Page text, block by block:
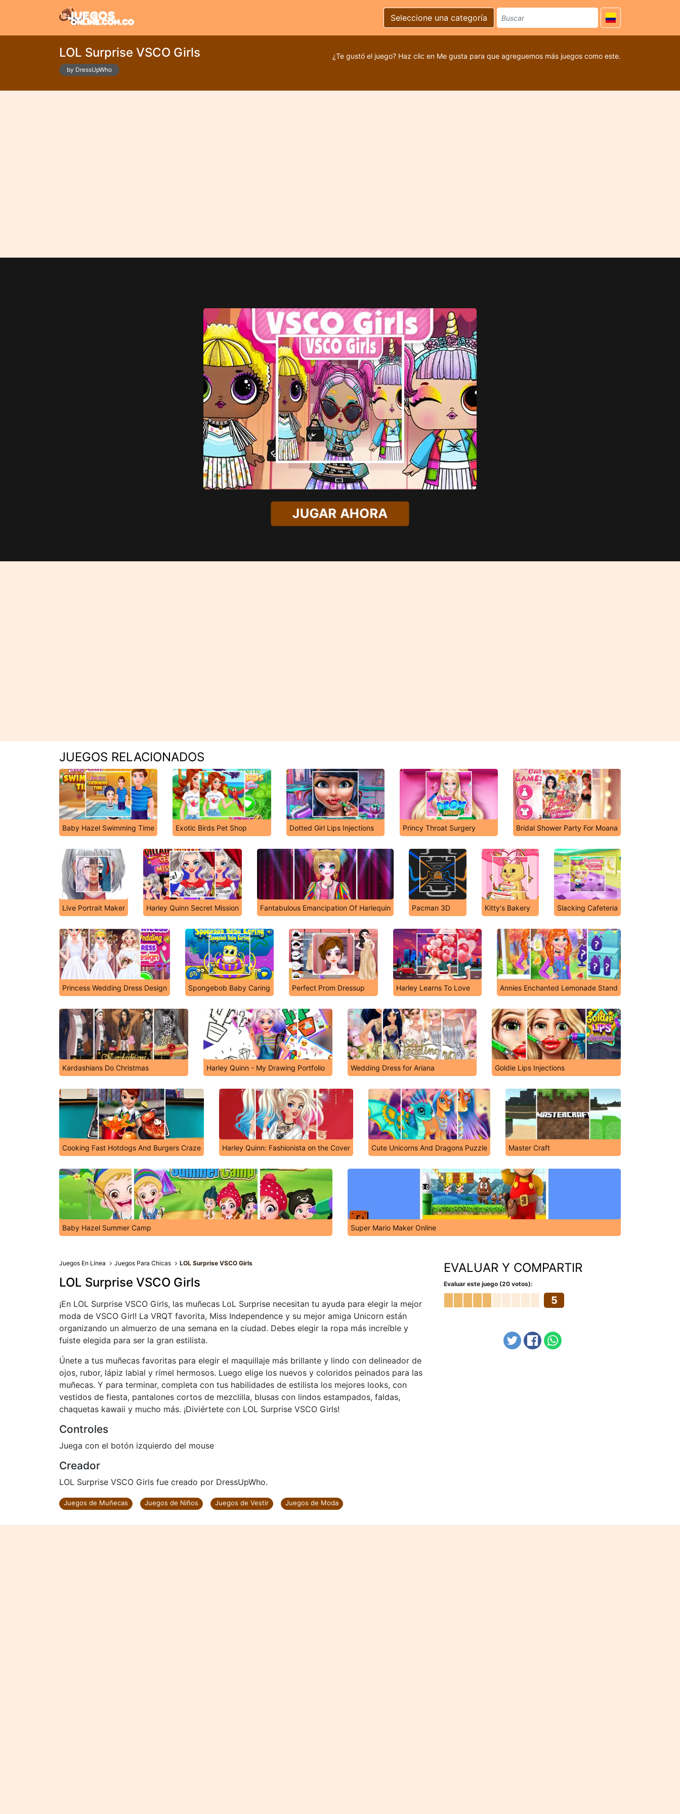
Seleccione una categoría
LOL Surprise VSCO Girls
by DressUpWho
¿Te gustó el juego? Haz clic en Me gusta para que agreguemos más juegos como este.
JUGAR AHORA
JUEGOS RELACIONADOS
Baby Hazel Swimming Time Exotic Birds Pet Shop Dotted Girl Lips Injections Princy Throat Surgery Bridal Shower Party For Moana
Live Portrait Maker Harley Quinn Secret Mission Fantabulous Emancipation Of Harlequin Pacman 3D Kitty's Bakery Slacking Cafeteria
Princess Wedding Dress Design Spongebob Baby Caring Perfect Prom Dressup Harley Learns To Love Annies Enchanted Lemonade Stand
Kardashians Do Christmas Harley Quinn - My Drawing Portfolio Wedding Dress for Ariana Goldie Lips Injections
Cooking Fast Hotdogs And Burgers Craze Harley Quinn: Fashionista on the Cover Cute Unicorns And Dragons Puzzle Master Craft
Baby Hazel Summer Camp Super Mario Maker Online
Juegos En Línea Juegos Para Chicas LOL Surprise VSCO Girls
LOL Surprise VSCO Girls
¡En LOL Surprise VSCO Girls, las muñecas LoL Surprise necesitan tu ayuda para elegir la mejor
moda de VSCO Girl! La VRQT favorita, Miss Independence y su mejor amiga Unicorn están
organizando un almuerzo de una semana en la ciudad. Debes elegir la ropa más increíble y
fuiste elegida para ser la gran estilista.
Únete a tus muñecas favoritas para elegir el maquillaje más brillante y lindo con delineador de
ojos, rubor, lápiz labial y rímel hermosos. Luego elige los nuevos y coloridos peinados para las
muñecas. Y para terminar, completa con tus habilidades de estilista los mejores looks, con
vestidos de fiesta, pantalones cortos de mezclilla, blusas con lindos estampados, faldas,
chaquetas kawaii y mucho más. ¡Diviértete con LOL Surprise VSCO Girls!
Controles
Juega con el botón izquierdo del mouse
Creador
LOL Surprise VSCO Girls fue creado por DressUpWho.
Juegos de Muñecas Juegos de Niños Juegos de Vestir Juegos de Moda
EVALUAR Y COMPARTIR
Evaluar este juego (20 votos):
5